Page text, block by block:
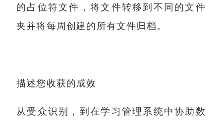
的占位符文件，将文件转移到不同的文件
夹并将每周创建的所有文件归档。
描述您收获的成效
从受众识别，到在学习管理系统中协助数